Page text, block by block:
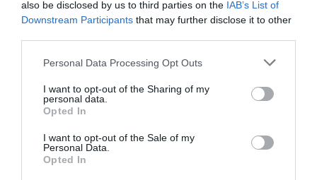
also be disclosed by us to third parties on the IAB’s List of
Downstream Participants that may further disclose it to other
Please note that this website/app uses one or more Google
not limited to your visit or usage behaviour. You may click to
grant or deny consent to Google and its third-party tags to
use your data for below specified purposes in below Google
consent section.
Personal Data Processing Opt Outs
I want to opt-out of the Sharing of my
personal data.
Opted In
I want to opt-out of the Sale of my
Personal Data.
Opted In
pár lépéssel távolabbról, egyszerűbb döntés előkészítéssel sokkal
​Összeegyeztethető-e a karrier és a család?
A család és a munka egyensúlyának megteremtése különösen
összehangolható - logisztikusként tevékenykedek
magánéletemben is. A siker kulcsa tapasztalatom szerint a